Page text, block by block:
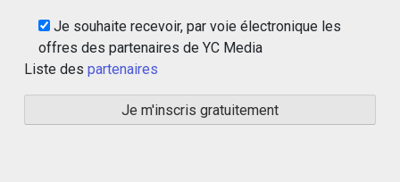
Je souhaite recevoir, par voie électronique les
offres des partenaires de YC Media
Liste des partenaires